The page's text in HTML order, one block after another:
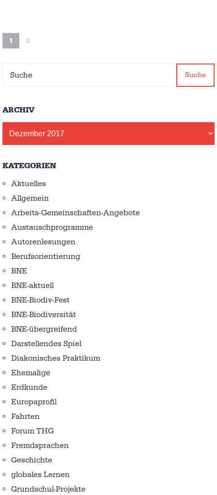
1 2
Suche
ARCHIV
KATEGORIEN
Aktuelles
Allgemein
Arbeits-Gemeinschaften-Angebote
Austausch­programme
Autorenlesungen
Berufsorientierung
BNE
BNE-aktuell
BNE-Biodiv-Fest
BNE-Biodiversität
BNE-übergreifend
Darstellendes Spiel
Diakonisches Praktikum
Ehemalige
Erdkunde
Europaprofil
Fahrten
Forum THG
Fremdsprachen
Geschichte
globales Lernen
Grundschul-Projekte